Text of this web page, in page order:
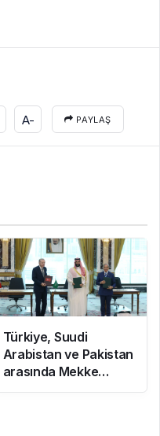
A- PAYLAŞ
Türkiye, Suudi
Arabistan ve Pakistan
arasında Mekke
Ortak Savunma